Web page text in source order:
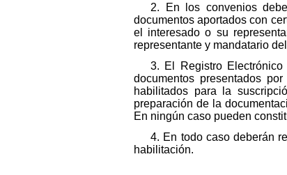
2. En los convenios
documentos aportados con
el interesado o su
representante y mandatario
3. El Registro
documentos presentados
habilitados para la
preparación de la
En ningún caso pueden
4. En todo caso deberán
habilitación.